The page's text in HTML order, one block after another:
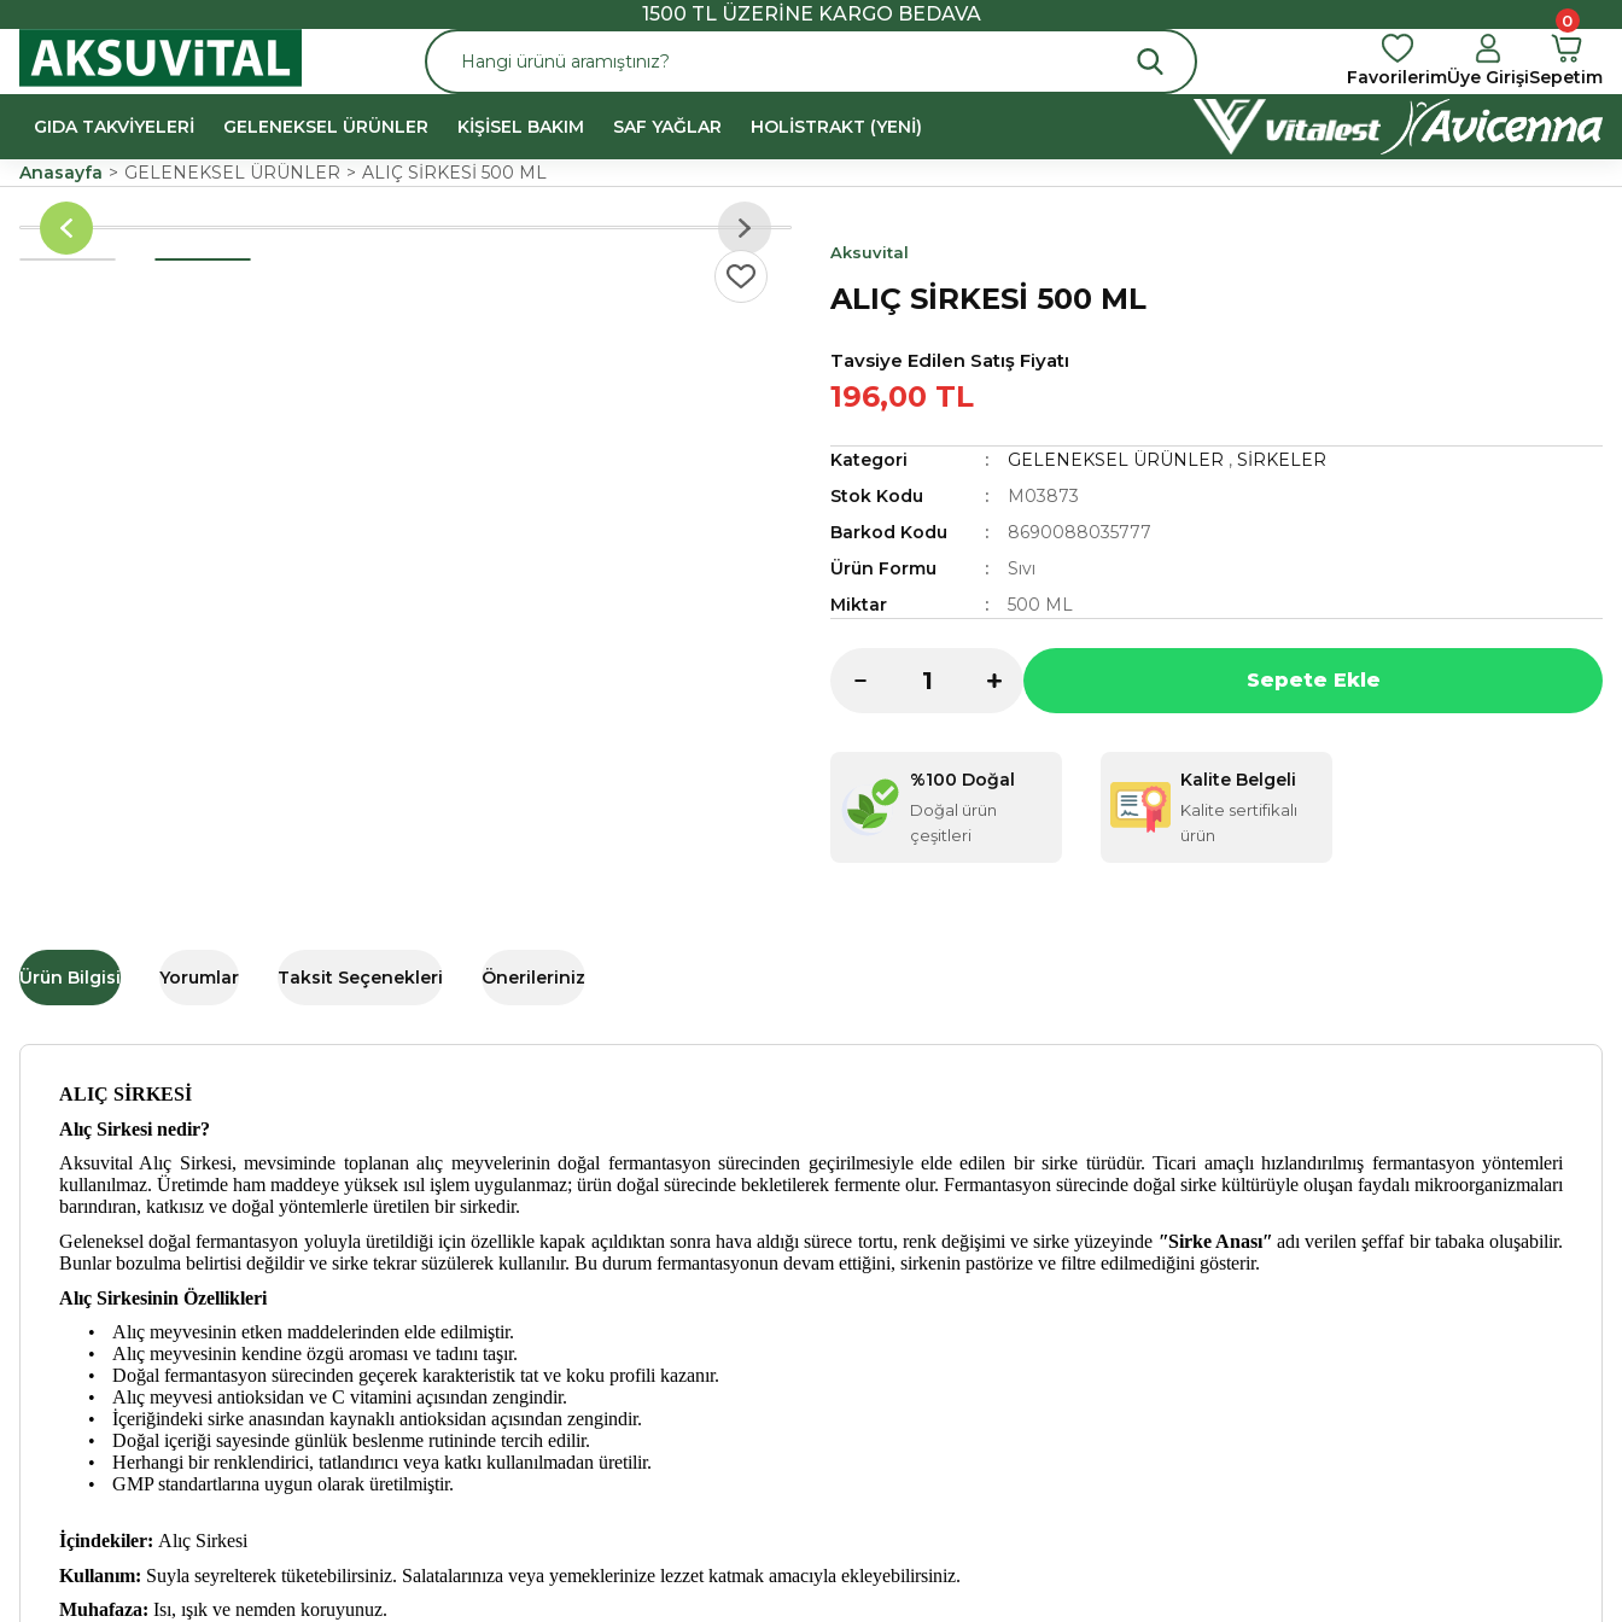
1500 TL ÜZERİNE KARGO BEDAVA
FavorilerimÜye Girişi
0
Sepetim
GIDA TAKVİYELERİ GELENEKSEL ÜRÜNLER KİŞİSEL BAKIM SAF YAĞLAR HOLİSTRAKT (YENİ)
Anasayfa GELENEKSEL ÜRÜNLER ALIÇ SİRKESİ 500 ML
Aksuvital
ALIÇ SİRKESİ 500 ML
Tavsiye Edilen Satış Fiyatı
196,00 TL
Kategori GELENEKSEL ÜRÜNLER , SİRKELER
Stok Kodu
M03873
Barkod Kodu
8690088035777
Ürün Formu
Sıvı
Miktar
500 ML
Sepete Ekle
%100 Doğal
Doğal ürün
çeşitleri
Kalite Belgeli
Kalite sertifikalı
ürün
Ürün Bilgisi Yorumlar Taksit Seçenekleri Önerileriniz
ALIÇ SİRKESİ
Alıç Sirkesi nedir?
Aksuvital Alıç Sirkesi, mevsiminde toplanan alıç meyvelerinin doğal fermantasyon sürecinden geçirilmesiyle elde edilen bir sirke türüdür. Ticari amaçlı hızlandırılmış fermantasyon yöntemleri
kullanılmaz. Üretimde ham maddeye yüksek ısıl işlem uygulanmaz; ürün doğal sürecinde bekletilerek fermente olur. Fermantasyon sürecinde doğal sirke kültürüyle oluşan faydalı mikroorganizmaları
barındıran, katkısız ve doğal yöntemlerle üretilen bir sirkedir.
Geleneksel doğal fermantasyon yoluyla üretildiği için özellikle kapak açıldıktan sonra hava aldığı sürece tortu, renk değişimi ve sirke yüzeyinde ʺSirke Anasıʺ adı verilen şeffaf bir tabaka oluşabilir.
Bunlar bozulma belirtisi değildir ve sirke tekrar süzülerek kullanılır. Bu durum fermantasyonun devam ettiğini, sirkenin pastörize ve filtre edilmediğini gösterir.
Alıç Sirkesinin Özellikleri
•
Alıç meyvesinin etken maddelerinden elde edilmiştir.
•
Alıç meyvesinin kendine özgü aroması ve tadını taşır.
•
Doğal fermantasyon sürecinden geçerek karakteristik tat ve koku profili kazanır.
•
Alıç meyvesi antioksidan ve C vitamini açısından zengindir.
•
İçeriğindeki sirke anasından kaynaklı antioksidan açısından zengindir.
•
Doğal içeriği sayesinde günlük beslenme rutininde tercih edilir.
•
Herhangi bir renklendirici, tatlandırıcı veya katkı kullanılmadan üretilir.
•
GMP standartlarına uygun olarak üretilmiştir.
İçindekiler: Alıç Sirkesi
Kullanım: Suyla seyrelterek tüketebilirsiniz. Salatalarınıza veya yemeklerinize lezzet katmak amacıyla ekleyebilirsiniz.
Muhafaza: Isı, ışık ve nemden koruyunuz.